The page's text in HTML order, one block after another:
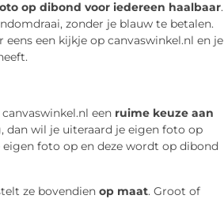
op dibond voor iedereen haalbaar.
zonder je blauw te betalen.
een kijkje op canvaswinkel.nl en je
een ruime keuze aan
dan wil je uiteraard je eigen foto op
foto op en deze wordt op dibond
ze bovendien op maat. Groot of